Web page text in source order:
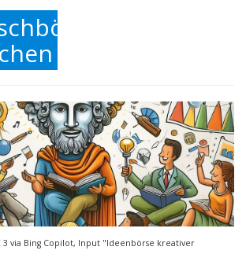
3 via Bing Copilot, Input "Ideenbörse kreativer